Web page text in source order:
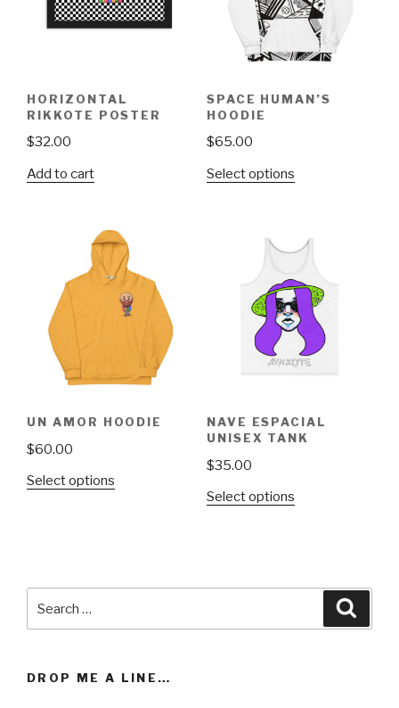
HORIZONTAL
RIKKOTE POSTER
$32.00
Add to cart
SPACE HUMAN’S
HOODIE
$65.00
Select optionsThis
multiple
variants.
The
options
may
be
chosen
product
UN AMOR HOODIE
$60.00
Select options
The
may
chosen
NAVE ESPACIAL
UNISEX TANK
$35.00
Select optionsThis
options
for:
DROP ME A LINE…